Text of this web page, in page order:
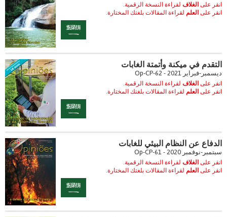
انقر على الغلاف لقراءة النسخة الرقمية.
انقر على العلم لقراءة المقالات بلغتك المختارة.
التقدم في ميكنة وأتمتة الغابات
ديسمبر-فبراير 2021 - Op-CP-62
انقر على الغلاف لقراءة النسخة الرقمية.
انقر على العلم لقراءة المقالات بلغتك المختارة.
الدفاع عن النظام البيئي للغابات
سبتمبر-نوفمبر 2020 - Op-CP-61
انقر على الغلاف لقراءة النسخة الرقمية.
انقر على العلم لقراءة المقالات بلغتك المختارة.